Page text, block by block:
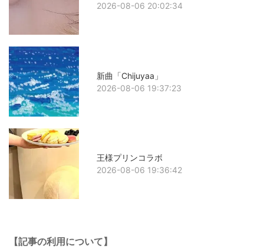
2026-08-06 20:02:34
新曲「Chijuyaa」
2026-08-06 19:37:23
王様プリンコラボ
2026-08-06 19:36:42
【記事の利用について】